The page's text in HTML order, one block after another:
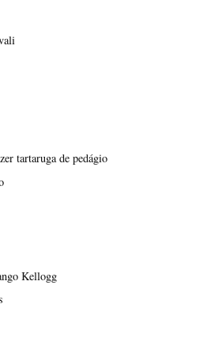
tartaruga de pedágio
Kellogg